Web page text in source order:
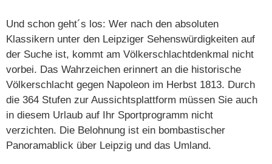
Und schon geht´s los: Wer nach den absoluten
Klassikern unter den Leipziger Sehenswürdigkeiten auf
der Suche ist, kommt am Völkerschlachtdenkmal nicht
vorbei. Das Wahrzeichen erinnert an die historische
Völkerschlacht gegen Napoleon im Herbst 1813. Durch
die 364 Stufen zur Aussichtsplattform müssen Sie auch
in diesem Urlaub auf Ihr Sportprogramm nicht
verzichten. Die Belohnung ist ein bombastischer
Panoramablick über Leipzig und das Umland.